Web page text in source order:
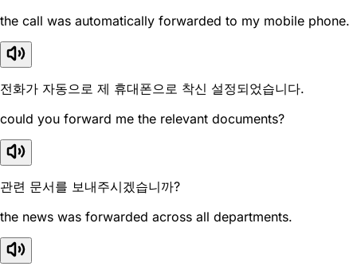
the call was automatically forwarded to my mobile phone.
전화가 자동으로 제 휴대폰으로 착신 설정되었습니다.
could you forward me the relevant documents?
관련 문서를 보내주시겠습니까?
the news was forwarded across all departments.